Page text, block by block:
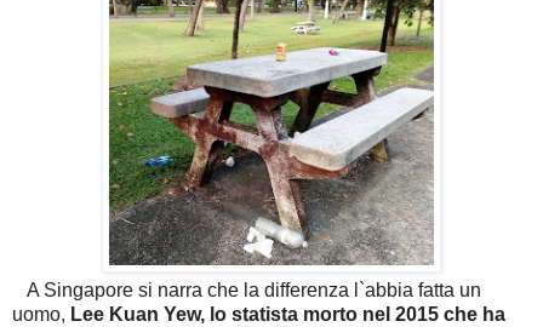
A Singapore si narra che la differenza l`abbia fatta un
uomo, Lee Kuan Yew, lo statista morto nel 2015 che ha